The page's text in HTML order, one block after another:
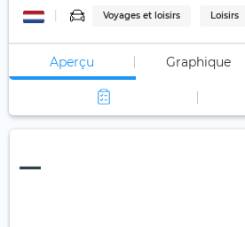
Voyages et loisirs Loisirs
Aperçu Graphique
—